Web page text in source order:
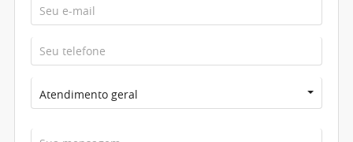
Atendimento geral